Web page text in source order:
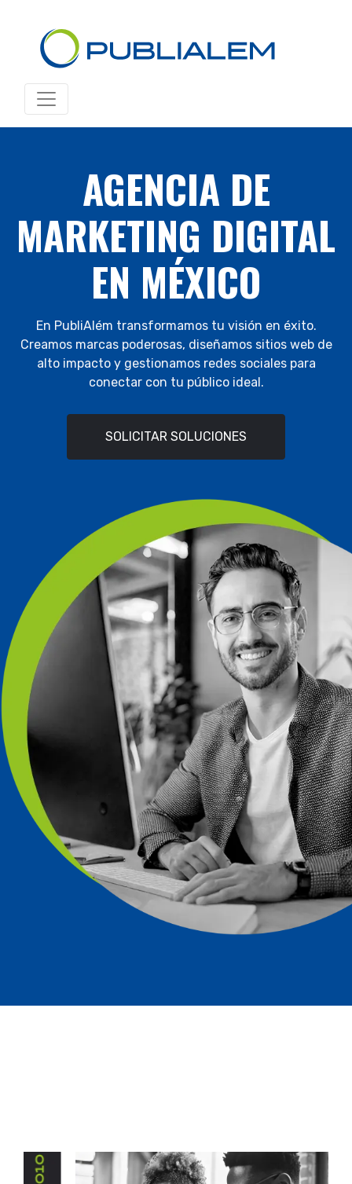
AGENCIA DE
MARKETING DIGITAL
EN MÉXICO
En PubliAlém transformamos tu visión en éxito.
Creamos marcas poderosas, diseñamos sitios web de
alto impacto y gestionamos redes sociales para
conectar con tu público ideal.
SOLICITAR SOLUCIONES